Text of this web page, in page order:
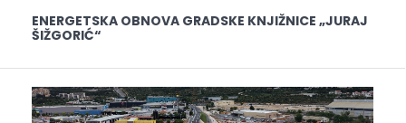
ENERGETSKA OBNOVA GRADSKE KNJIŽNICE „JURAJ
ŠIŽGORIĆ“